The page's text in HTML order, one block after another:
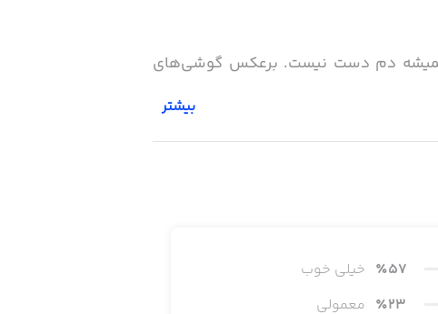
همیشه دم دست نیست. برعکس گوشی‌های
بیشتر
٪57
خیلی خوب
٪23
معمولی